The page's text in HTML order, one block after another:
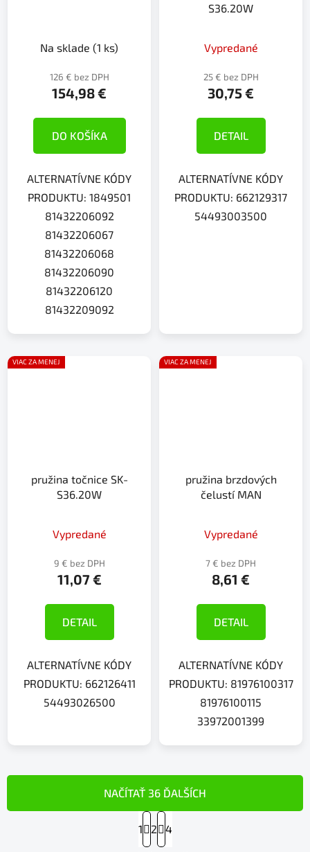
Na sklade (1 ks)
126 € bez DPH
154,98 €
DO KOŠÍKA
ALTERNATÍVNE KÓDY
PRODUKTU: 1849501
81432206092
81432206067
81432206068
81432206090
81432206120
81432209092
S36.20W
Vypredané
25 € bez DPH
30,75 €
DETAIL
ALTERNATÍVNE KÓDY
PRODUKTU: 662129317
54493003500
VIAC ZA MENEJ
pružina točnice SK-
S36.20W
Vypredané
9 € bez DPH
11,07 €
DETAIL
ALTERNATÍVNE KÓDY
PRODUKTU: 662126411
54493026500
VIAC ZA MENEJ
pružina brzdových
čelustí MAN
Vypredané
7 € bez DPH
8,61 €
DETAIL
ALTERNATÍVNE KÓDY
PRODUKTU: 81976100317
81976100115
33972001399
O
NAČÍTAŤ 36 ĎALŠÍCH
S
t
r
1 2 4